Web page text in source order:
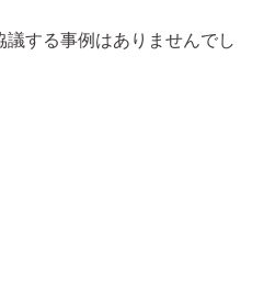
する事例はありませんでし